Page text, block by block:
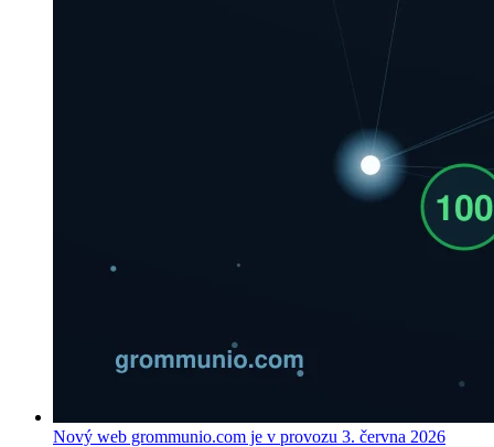
Nový web grommunio.com je v provozu 3. června 2026